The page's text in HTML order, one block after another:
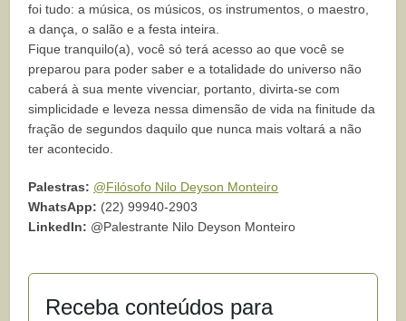
foi tudo: a música, os músicos, os instrumentos, o maestro,
a dança, o salão e a festa inteira.
Fique tranquilo(a), você só terá acesso ao que você se
preparou para poder saber e a totalidade do universo não
caberá à sua mente vivenciar, portanto, divirta-se com
simplicidade e leveza nessa dimensão de vida na finitude da
fração de segundos daquilo que nunca mais voltará a não
ter acontecido.
Palestras: @Filósofo Nilo Deyson Monteiro
WhatsApp: (22) 99940-2903
LinkedIn: @Palestrante Nilo Deyson Monteiro
Receba conteúdos para